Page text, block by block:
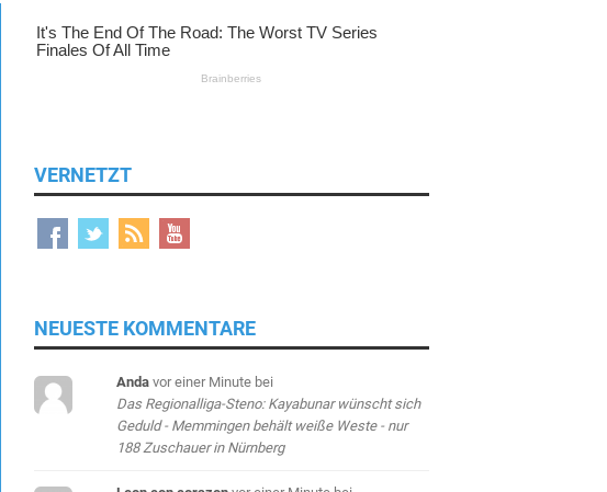
VERNETZT
NEUESTE KOMMENTARE
Anda vor einer Minutebei
Das Regionalliga-Steno: Kayabunar wünscht sich
Geduld - Memmingen behält weiße Weste - nur
188 Zuschauer in Nürnberg